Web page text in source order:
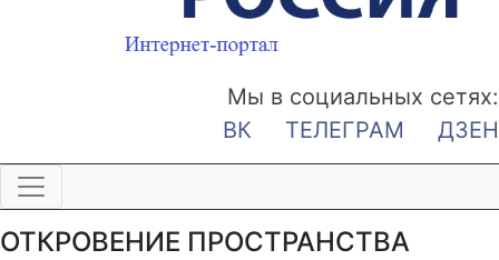
Мы в социальных сетях:
ВК
ТЕЛЕГРАМ ДЗЕН
ОТКРОВЕНИЕ ПРОСТРАНСТВА